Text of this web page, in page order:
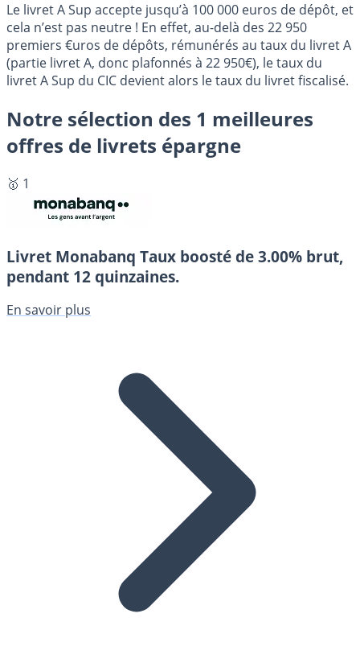
Le livret A Sup accepte jusqu’à 100 000 euros de dépôt, et
cela n’est pas neutre ! En effet, au-delà des 22 950
premiers €uros de dépôts, rémunérés au taux du livret A
(partie livret A, donc plafonnés à 22 950€), le taux du
livret A Sup du CIC devient alors le taux du livret fiscalisé.
Notre sélection des 1 meilleures
offres de livrets épargne
🥇 1
Livret Monabanq Taux boosté de 3.00% brut,
pendant 12 quinzaines.
En savoir plus